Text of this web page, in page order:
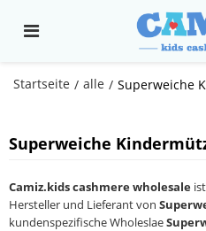
Startseite / alle / Superweiche
Superweiche
Camiz.kids cashmere wholesale
Hersteller und Lieferant von
kundenspezifische Wholeslae